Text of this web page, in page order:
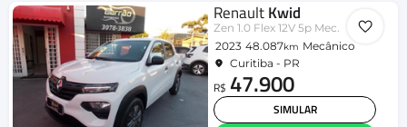
RenaultKwid
Zen 1.0 Flex 12V 5p Mec.
2023 48.087km Mecânico
Curitiba - PR
R$ 47.900
SIMULAR